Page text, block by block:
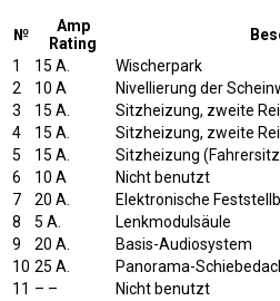
№
Amp
Rating
1
15 A.
Wischerpark
2
10 A
Nivellierung der
3
15 A.
Sitzheizung, zweite
4
15 A.
Sitzheizung, zweite
5
15 A.
Sitzheizung
6
10 A
Nicht benutzt
7
20 A.
Elektronische
8
5 A.
Lenkmodulsäule
9
20 A.
Basis-Audiosystem
10 25 A.
Panorama-
11 – –
Nicht benutzt